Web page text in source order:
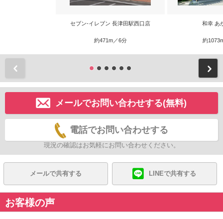
セブン-イレブン 長津田駅西口店
約471m／6分
和幸 あ
約
メールでお問い合わせする(無料)
電話でお問い合わせする
現況の確認はお気軽にお問い合わせください。
メールで共有する LINEで共有する
お客様の声